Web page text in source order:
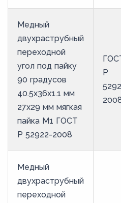
Медный
двухраструбный
переходной
угол под пайку
90 градусов
40.5х36х1.1 мм
27х29 мм мягкая
пайка М1 ГОСТ
Р 52922-2008
Р
Медный
двухраструбный
переходной